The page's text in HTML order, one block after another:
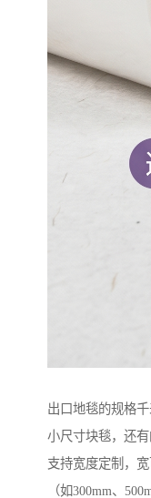
出口地毯的规格
小尺寸块毯，还
支持宽度定制，
（如300mm、